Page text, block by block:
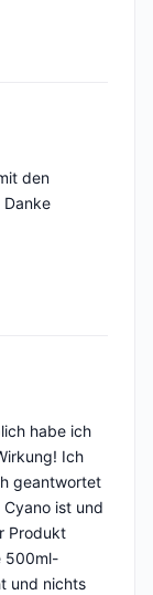
den
habe ich
Ich
geantwortet
ist und
Produkt
500ml-
und nichts